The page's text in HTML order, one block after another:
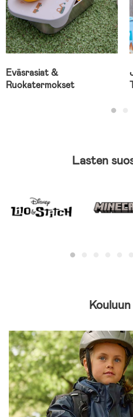
Eväsrasiat &
Ruokatermokset
Lasten